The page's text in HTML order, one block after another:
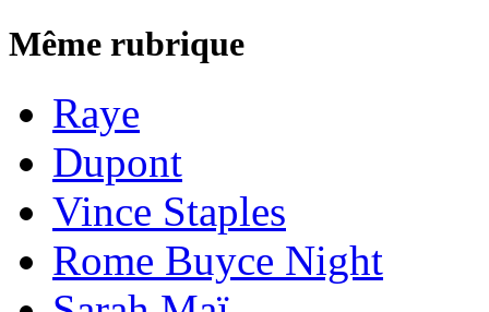
Même rubrique
Raye
Dupont
Vince Staples
Rome Buyce Night